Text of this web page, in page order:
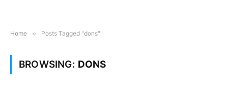
Home » Posts Tagged "dons"
BROWSING: DONS